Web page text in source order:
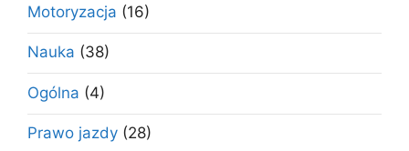
Motoryzacja (16)
Nauka (38)
Ogólna (4)
Prawo jazdy (28)